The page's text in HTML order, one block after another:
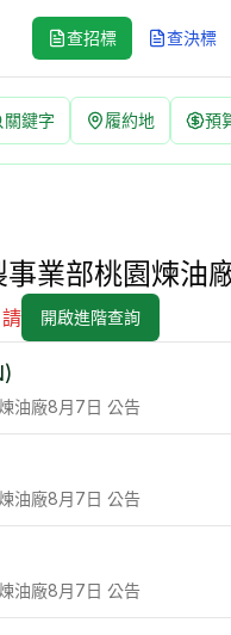
查招標 查決標
關鍵字 履約地 預
事業部桃園煉油
開啟進階查詢
油廠8月7日 公告
油廠8月7日 公告
油廠8月7日 公告